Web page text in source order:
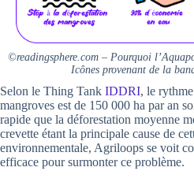
©readingsphere.com – Pourquoi
Icônes provenant de la
Selon le Thing Tank IDDRI, le
mangroves est de 150 000 ha par an
rapide que la déforestation moyenne
crevette étant la principale cause de
environnementale, Agriloops se voit
efficace pour surmonter ce problème.